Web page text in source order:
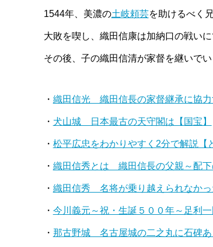
1544年、美濃の土岐頼芸を助けるべく
大敗を喫し、織田信康は加納口の戦いに
その後、子の織田信清が家督を継いで
・ 織田信光 織田信長の家督継承に協力
・ 犬山城 日本最古の天守閣は【国宝】
・ 松平広忠をわかりやすく2分で解説【
・ 織田信秀とは 織田信長の父親～配下
・ 織田信秀 名将が乗り越えられなかっ
・ 今川義元～祝・生誕５００年～足利
・ 那古野城 名古屋城の二之丸に石碑あ